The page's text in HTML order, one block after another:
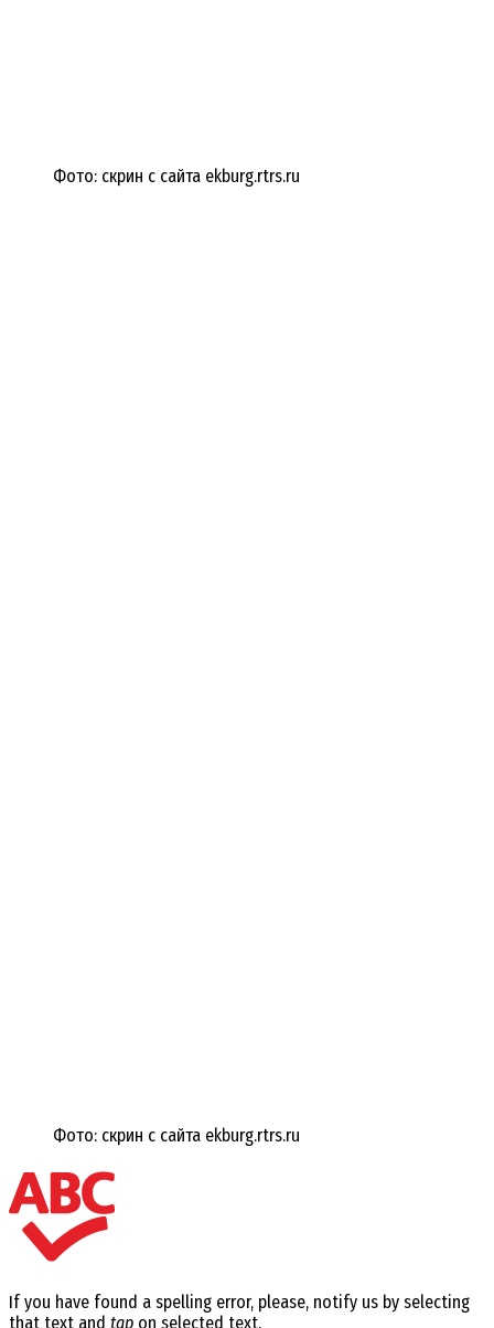
Фото: скрин с сайта ekburg.rtrs.ru
Фото: скрин с сайта ekburg.rtrs.ru
If you have found a spelling error, please, notify us by selecting
that text and tap on selected text.